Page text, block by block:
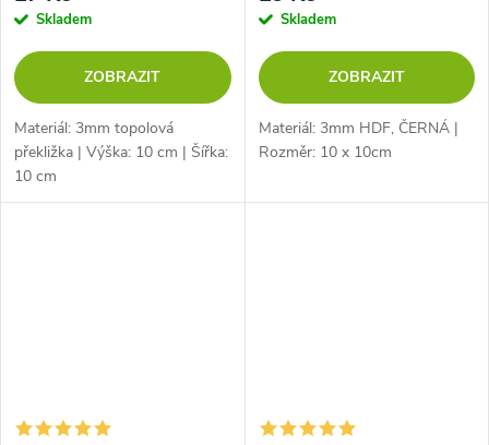
Skladem
ZOBRAZIT
Materiál: 3mm topolová
překližka | Výška: 10 cm | Šířka:
10 cm
Skladem
ZOBRAZIT
Materiál: 3mm HDF, ČERNÁ |
Rozměr: 10 x 10cm